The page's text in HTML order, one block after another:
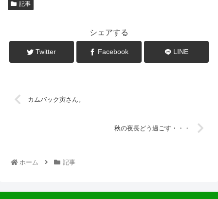
記事
シェアする
Twitter Facebook LINE
カムバック寅さん。
秋の夜長どう過ごす・・・
ホーム 記事